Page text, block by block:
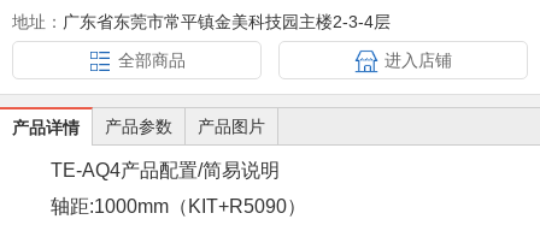
地址： 广东省东莞市常平镇金美科技园主楼2-3-4层
全部商品
进入店铺
产品详情 产品参数 产品图片
TE-AQ4产品配置/简易说明
轴距:1000mm（KIT+R5090）